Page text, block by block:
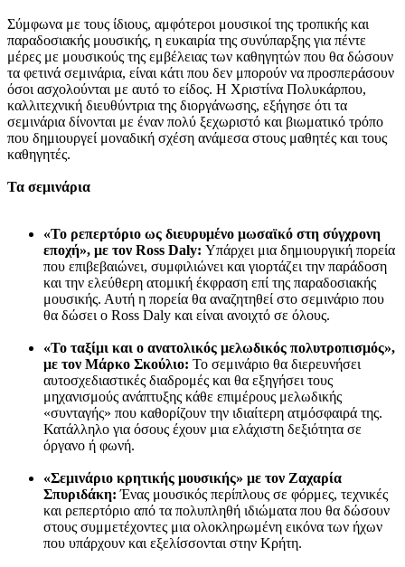
Σύμφωνα με τους ίδιους, αμφότεροι μουσικοί της τροπικής και
παραδοσιακής μουσικής, η ευκαιρία της συνύπαρξης για πέντε
μέρες με μουσικούς της εμβέλειας των καθηγητών που θα δώσουν
τα φετινά σεμινάρια, είναι κάτι που δεν μπορούν να προσπεράσουν
όσοι ασχολούνται με αυτό το είδος. Η Χριστίνα Πολυκάρπου,
καλλιτεχνική διευθύντρια της διοργάνωσης, εξήγησε ότι τα
σεμινάρια δίνονται με έναν πολύ ξεχωριστό και βιωματικό τρόπο
που δημιουργεί μοναδική σχέση ανάμεσα στους μαθητές και τους
καθηγητές.
Τα σεμινάρια
«Το ρεπερτόριο ως διευρυμένο μωσαϊκό στη σύγχρονη
εποχή», με τον Ross Daly: Υπάρχει μια δημιουργική πορεία
που επιβεβαιώνει, συμφιλιώνει και γιορτάζει την παράδοση
και την ελεύθερη ατομική έκφραση επί της παραδοσιακής
μουσικής. Αυτή η πορεία θα αναζητηθεί στο σεμινάριο που
θα δώσει ο Ross Daly και είναι ανοιχτό σε όλους.
«Το ταξίμι και ο ανατολικός μελωδικός πολυτροπισμός»,
με τον Μάρκο Σκούλιο: Το σεμινάριο θα διερευνήσει
αυτοσχεδιαστικές διαδρομές και θα εξηγήσει τους
μηχανισμούς ανάπτυξης κάθε επιμέρους μελωδικής
«συνταγής» που καθορίζουν την ιδιαίτερη ατμόσφαιρά της.
Κατάλληλο για όσους έχουν μια ελάχιστη δεξιότητα σε
όργανο ή φωνή.
«Σεμινάριο κρητικής μουσικής» με τον Ζαχαρία
Σπυριδάκη:Ένας μουσικός περίπλους σε φόρμες, τεχνικές
και ρεπερτόριο από τα πολυπληθή ιδιώματα που θα δώσουν
στους συμμετέχοντες μια ολοκληρωμένη εικόνα των ήχων
που υπάρχουν και εξελίσσονται στην Κρήτη.